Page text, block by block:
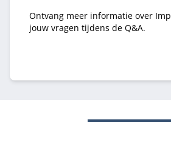
Ontvang meer informatie over
jouw vragen tijdens de Q&A.